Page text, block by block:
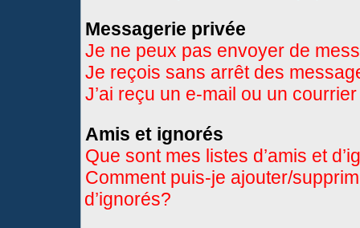
Messagerie privée
Je ne peux pas envoyer de
Je reçois sans arrêt des
J’ai reçu un e-mail ou un
Amis et ignorés
Que sont mes listes d’amis et
Comment puis-je ajouter/
d’ignorés?